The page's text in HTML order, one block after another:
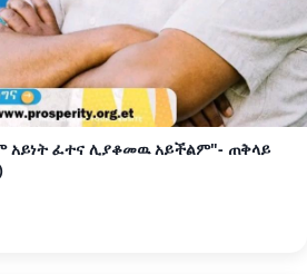
አይነት ፈተና ሊያቆመዉ አይችልም"- ጠቅላይ